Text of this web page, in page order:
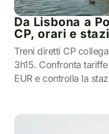
Da Lisbona a
CP, orari e
Treni diretti CP
3h15. Confronta
EUR e controlla la